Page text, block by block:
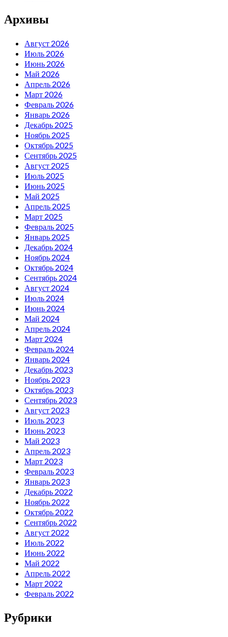
Архивы
Август 2026
Июль 2026
Июнь 2026
Май 2026
Апрель 2026
Март 2026
Февраль 2026
Январь 2026
Декабрь 2025
Ноябрь 2025
Октябрь 2025
Сентябрь 2025
Август 2025
Июль 2025
Июнь 2025
Май 2025
Апрель 2025
Март 2025
Февраль 2025
Январь 2025
Декабрь 2024
Ноябрь 2024
Октябрь 2024
Сентябрь 2024
Август 2024
Июль 2024
Июнь 2024
Май 2024
Апрель 2024
Март 2024
Февраль 2024
Январь 2024
Декабрь 2023
Ноябрь 2023
Октябрь 2023
Сентябрь 2023
Август 2023
Июль 2023
Июнь 2023
Май 2023
Апрель 2023
Март 2023
Февраль 2023
Январь 2023
Декабрь 2022
Ноябрь 2022
Октябрь 2022
Сентябрь 2022
Август 2022
Июль 2022
Июнь 2022
Май 2022
Апрель 2022
Март 2022
Февраль 2022
Рубрики